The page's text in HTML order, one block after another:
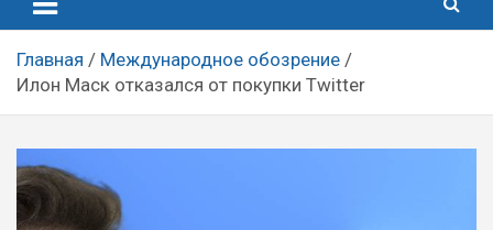
Главная
Международное обозрение
Илон Маск отказался от покупки Twitter